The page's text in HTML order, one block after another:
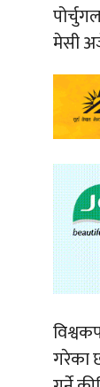
मेसी
गरेका